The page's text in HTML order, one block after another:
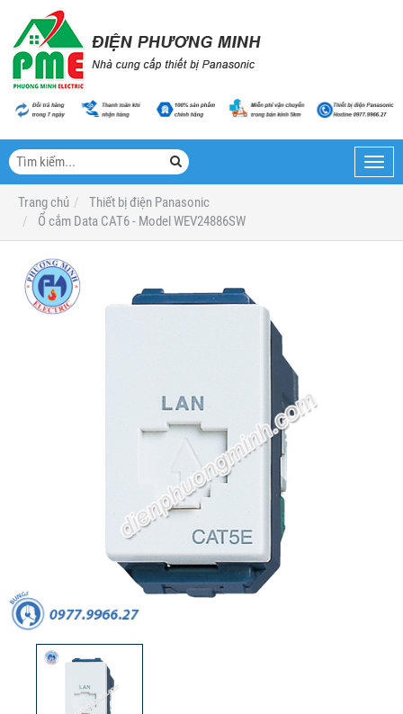
Trang chủ
Thiết bị điện Panasonic
Ổ cắm Data CAT6 - Model WEV24886SW